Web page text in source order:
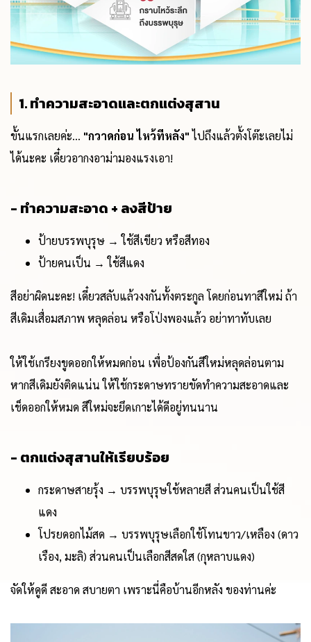
1. ทำความสะอาดและตกแต่งสุสาน
ขั้นแรกเลยค่ะ... "กวาดก่อน ไหว้ทีหลัง"ไปถึงแล้วตั้งโต๊ะเลยไม่
ได้นะคะ เดี๋ยวอากงอาม่ามองแรงเอา!
- ทำความสะอาด + ลงสีป้าย
ป้ายบรรพบุรุษ → ใช้สีเขียว หรือสีทอง
ป้ายคนเป็น → ใช้สีแดง
สีอย่าผิดนะคะ! เดี๋ยวสลับแล้วงงกันทั้งตระกูล โดยก่อนทาสีใหม่ ถ้า
สีเดิมเสื่อมสภาพ หลุดล่อน หรือโป่งพองแล้ว อย่าทาทับเลย
ให้ใช้เกรียงขูดออกให้หมดก่อน เพื่อป้องกันสีใหม่หลุดล่อนตาม
หากสีเดิมยังติดแน่น ให้ใช้กระดาษทรายขัดทำความสะอาดและ
เช็ดออกให้หมด สีใหม่จะยึดเกาะได้ดีอยู่ทนนาน
- ตกแต่งสุสานให้เรียบร้อย
กระดาษสายรุ้ง → บรรพบุรุษใช้หลายสี ส่วนคนเป็นใช้สี
แดง
โปรยดอกไม้สด → บรรพบุรุษเลือกใช้โทนขาว/เหลือง (ดาว
เรือง, มะลิ) ส่วนคนเป็นเลือกสีสดใส (กุหลาบแดง)
จัดให้ดูดี สะอาด สบายตา เพราะนี่คือบ้านอีกหลัง ของท่านค่ะ